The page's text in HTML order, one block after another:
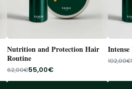
Nutrition and Protection Hair
Routine
62,00€55,00€
102,00€